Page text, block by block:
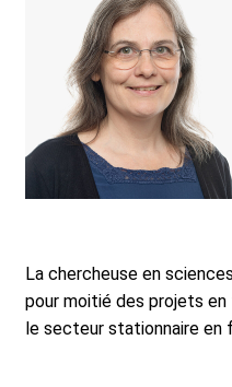
La chercheuse en
pour moitié des projets en
le secteur stationnaire